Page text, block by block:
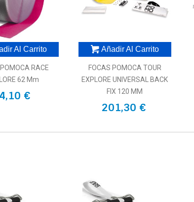
Al Carrito
RACE
62 Mm
€
Añadir Al Carrito
FOCAS POMOCA TOUR
EXPLORE UNIVERSAL BACK
FIX 120 MM
201,30 €